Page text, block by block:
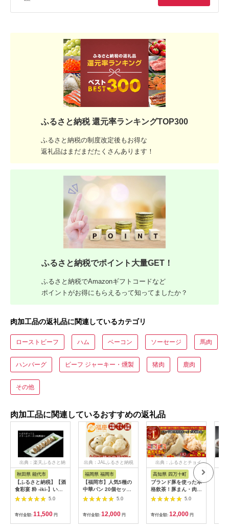
ふるさと納税 還元率ランキングTOP300
ふるさと納税の制度改定後もお得な
返礼品はまだまだたくさんあります！
ふるさと納税でポイント大量GET！
ふるさと納税でAmazonギフトコードなど
ポイントがお得にもらえるって知ってましたか？
肉加工品の返礼品に関連しているカテゴリ
ローストビーフ ハム ベーコン ソーセージ 馬肉
ハンバーグ ビーフ ジャーキー・燻製 猪肉 鹿肉
その他
肉加工品に関連しているおすすめの返礼品
出典：楽天ふるさと納
秋田県 能代市
【ふるさと納税】【酒
食彩宴 粋 -iki-】いぶ
りがっことクリームチ
ーズの味噌漬け 8枚入
り×3パック 惣菜 漬物
ご当地グルメ つまみ
お酒のあて お届
5.0
寄付金額: 11,500 円
出典：JALふるさと納税
福岡県 福岡市
【福岡市】人気5種の
中華パン 20個セット
| 福岡県 福岡 九州 返
礼品 納税 お取り寄せ
グルメ 取り寄せ グル
メ 食品 お取り寄せ 中
華まん 中華饅頭 肉ま
5.0
寄付金額: 12,000 円
出典：ふるさとチョイ
高知県 四万十町
ブランド豚を使った本
格飲茶！豚まん・肉し
ゅうまいセット(大)
Qak-28 肉まん 中華
まん 冷凍 人気 おすす
め 惣菜 国産
5.0
寄付金額: 12,000 円